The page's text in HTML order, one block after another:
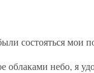
состояться мои
облаками небо, я